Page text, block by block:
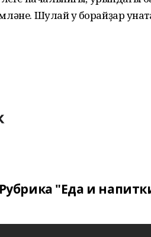
Шулай уҡ борайҙар
Рубрика "Еда и